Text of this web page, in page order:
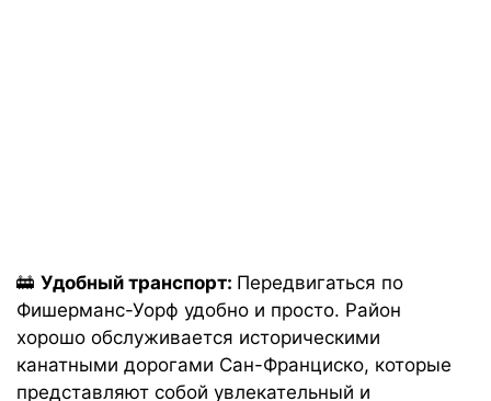
🚋 Удобный транспорт: Передвигаться по
Фишерманс-Уорф удобно и просто. Район
хорошо обслуживается историческими
канатными дорогами Сан-Франциско, которые
представляют собой увлекательный и